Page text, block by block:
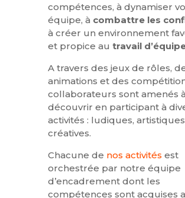
compétences, à dynamiser
équipe, à combattre les
à créer un environnement
et propice au travail
A travers des jeux de rôles,
animations et des
collaborateurs sont amenés
découvrir en participant à
activités : ludiques,
créatives.
Chacune de nos activités est
orchestrée par notre équipe
d’encadrement dont les
compétences sont acquises